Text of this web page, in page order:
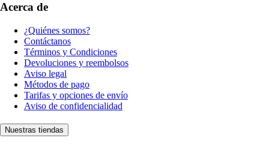
Acerca de
¿Quiénes somos?
Contáctanos
Términos y Condiciones
Devoluciones y reembolsos
Aviso legal
Métodos de pago
Tarifas y opciones de envío
Aviso de confidencialidad
Nuestras tiendas